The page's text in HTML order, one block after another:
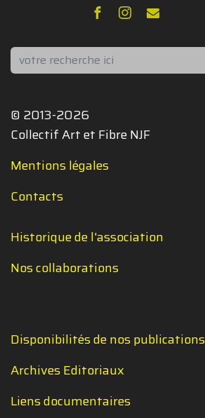
Rechercher
© 2013-2026
Collectif Art et Fibre NJF
Mentions légales
Contacts
Historique de l'association
Nos collaborations
Disponibilités de nos publications
Archives Editoriaux
Liens documentaires